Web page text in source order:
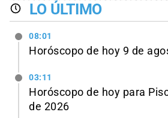
LO ÚLTIMO
08:01
Horóscopo de hoy 9 de
03:11
Horóscopo de hoy para
de 2026